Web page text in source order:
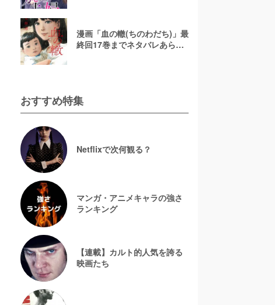
漫画「血の轍(ちのわだち)」最
終回17巻までネタバレあらす
おすすめ特集
Netflixで次何観る？
マンガ・アニメキャラの強さ
ランキング
【連載】カルト的人気を誇る
映画たち